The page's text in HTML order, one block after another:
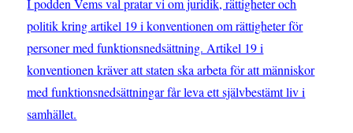
politik kring artikel 19 i konventionen om rättigheter för
personer med funktionsnedsättning. Artikel 19 i
konventionen kräver att staten ska arbeta för att människor
med funktionsnedsättningar får leva ett självbestämt liv i
samhället.